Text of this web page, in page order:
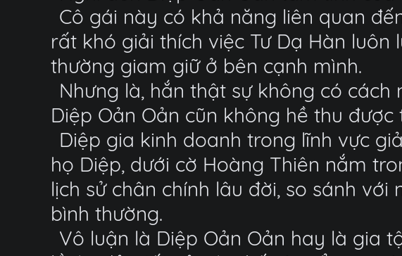
Cô gái này có khả năng liên quan
rất khó giải thích việc Tư Dạ Hàn
thường giam giữ ở bên cạnh mình.
Nhưng là, hắn thật sự không có
Diệp Oản Oản cũn không hề thu
Diệp gia kinh doanh trong lĩnh vực
họ Diệp, dưới cờ Hoàng Thiên nắm
lịch sử chân chính lâu đời, so sánh
bình thường.
Vô luận là Diệp Oản Oản hay là gia